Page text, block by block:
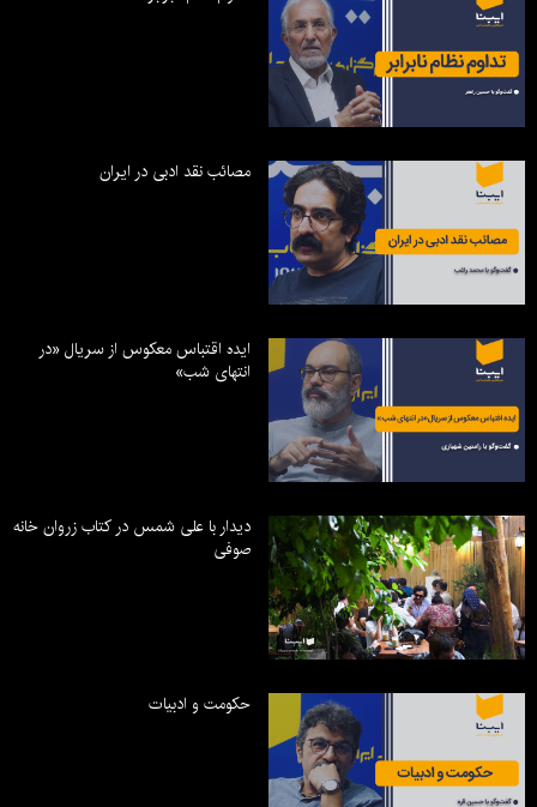
مصائب نقد ادبی در ایران
ایده اقتباس معکوس از سریال «در
انتهای شب»
دیدار با علی شمس در کتاب زروان خانه
صوفی
حکومت و ادبیات